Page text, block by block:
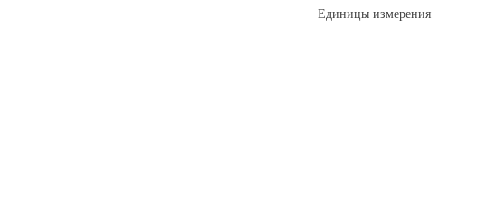
Единицы измерения